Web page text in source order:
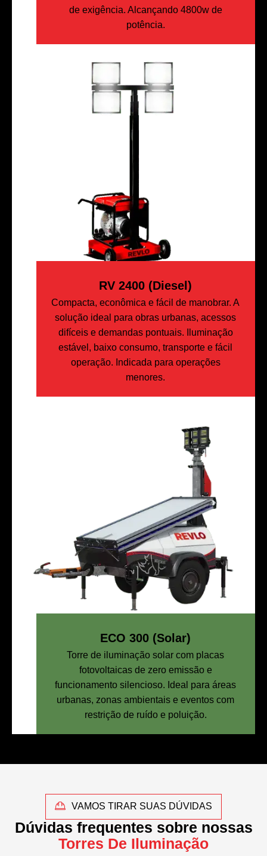
de exigência. Alcançando 4800w de
potência.
RV 2400 (Diesel)
Compacta, econômica e fácil de manobrar. A
solução ideal para obras urbanas, acessos
difíceis e demandas pontuais. Iluminação
estável, baixo consumo, transporte e fácil
operação. Indicada para operações
menores.
ECO 300 (Solar)
Torre de iluminação solar com placas
fotovoltaicas de zero emissão e
funcionamento silencioso. Ideal para áreas
urbanas, zonas ambientais e eventos com
restrição de ruído e poluição.
VAMOS TIRAR SUAS DÚVIDAS
Dúvidas frequentes sobre nossas
Torres De Iluminação